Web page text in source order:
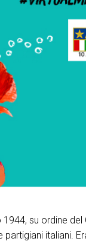
su ordine
italiani.